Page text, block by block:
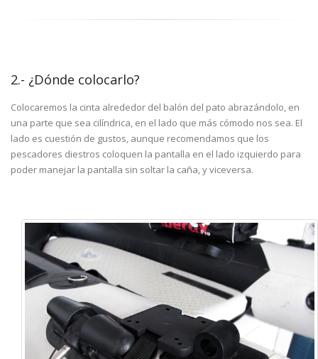
2.- ¿Dónde colocarlo?
Colocaremos la cinta alrededor del balón del pato abrazándolo, en
una parte que sea cilíndrica, en el lado que más cómodo nos sea. El
lado es cuestión de gustos, aunque recomendamos que los
pescadores diestros coloquen la pantalla en el lado izquierdo para
poder manejar la pantalla sin soltar la caña, y viceversa.